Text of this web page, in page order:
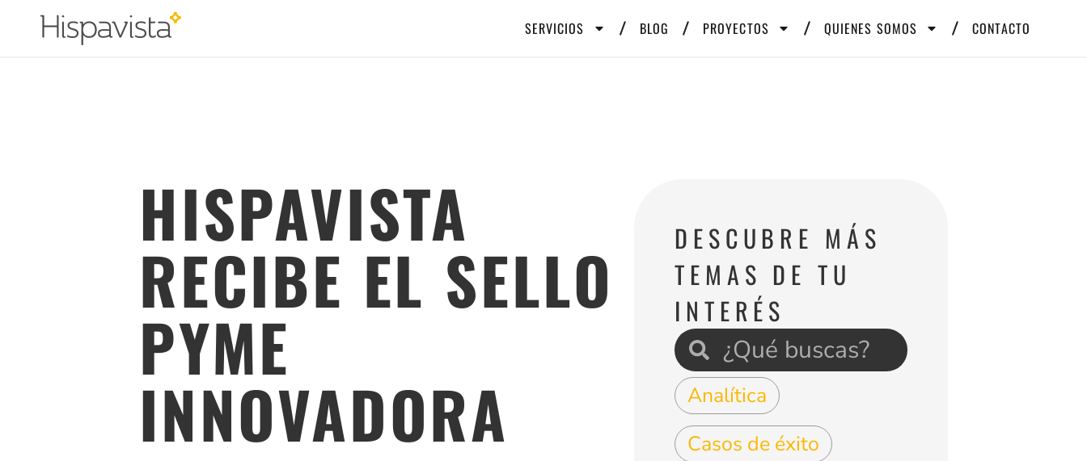
SERVICIOS BLOG PROYECTOS QUIENES SOMOS CONTACTO
HISPAVISTA
RECIBE EL SELLO
PYME
INNOVADORA
DESCUBRE MÁS
TEMAS DE TU
INTERÉS
Analítica
Casos de éxito